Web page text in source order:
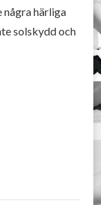
några härliga
solskydd och